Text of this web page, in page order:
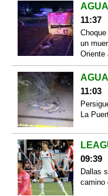
11:37
un
Oriente
11:03
La
09:39
Dallas
camino